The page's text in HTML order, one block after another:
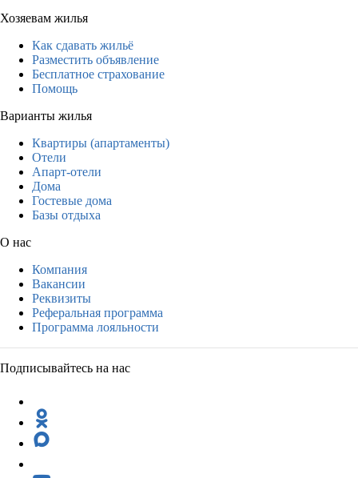
Хозяевам жилья
Как сдавать жильё
Разместить объявление
Бесплатное страхование
Помощь
Варианты жилья
Квартиры (апартаменты)
Отели
Апарт-отели
Дома
Гостевые дома
Базы отдыха
О нас
Компания
Вакансии
Реквизиты
Реферальная программа
Программа лояльности
Подписывайтесь на нас